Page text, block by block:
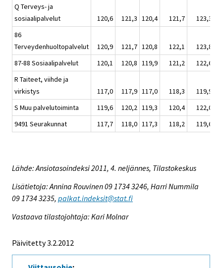
Q Terveys- ja
sosiaalipalvelut
120,6 121,3 120,4 121,7
123,3
86
Terveydenhuoltopalvelut
120,9 121,7 120,8 122,1
123,8
87-88 Sosiaalipalvelut
120,1 120,8 119,9 121,2
122,6
R Taiteet, viihde ja
virkistys
117,0 117,9 117,0 118,3
119,9
S Muu palvelutoiminta
119,6 120,2 119,3 120,4
122,0
9491 Seurakunnat
117,7 118,0 117,3 118,2 119,6
Lähde: Ansiotasoindeksi 2011, 4. neljännes, Tilastokeskus
Lisätietoja: Annina Rouvinen 09 1734 3246, Harri Nummila
09 1734 3235, palkat.indeksit@stat.fi
Vastaava tilastojohtaja: Kari Molnar
Päivitetty 3.2.2012